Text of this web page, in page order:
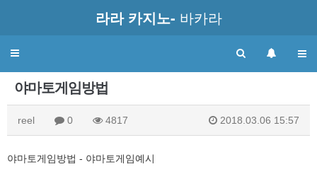
라라 카지노- 바카라
Toggle
야마토게임방법
reel 0 4817 2018.03.06 15:57
야마토게임방법 - 야마토게임예시